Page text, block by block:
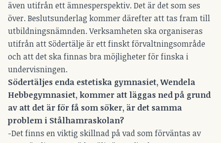
även utifrån ett ämnesperspektiv. Det är det som ses
över. Beslutsunderlag kommer därefter att tas fram till
utbildningsnämnden. Verksamheten ska organiseras
utifrån att Södertälje är ett finskt förvaltningsområde
och att det ska finnas bra möjligheter för finska i
undervisningen.
Södertäljes enda estetiska gymnasiet, Wendela
Hebbegymnasiet, kommer att läggas ned på grund
av att det är för få som söker, är det samma
problem i Stålhamraskolan?
-Det finns en viktig skillnad på vad som förväntas av